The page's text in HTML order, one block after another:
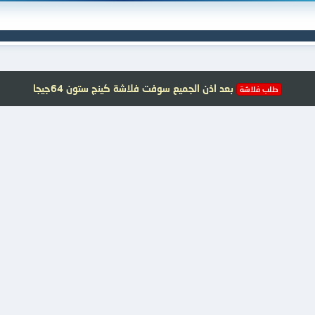
طلب فلاشة بعد اذن الجميع سوفت فلاشة كينج ستون 64جيجا